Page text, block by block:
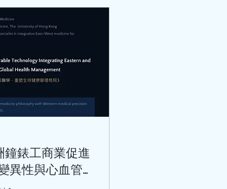
鐘錶工商業促進
異性與心血管